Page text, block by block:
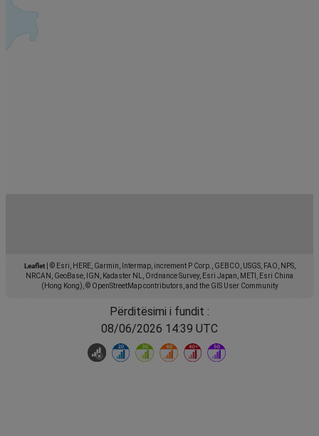
Leaflet
© Esri, HERE, Garmin, Intermap, increment P Corp., GEBCO, USGS, FAO, NPS,
NRCAN, GeoBase, IGN, Kadaster NL, Ordnance Survey, Esri Japan, METI, Esri China
(Hong Kong), © OpenStreetMap contributors, and the GIS User Community
Përditësimi i fundit :
08/06/2026 14:39 UTC